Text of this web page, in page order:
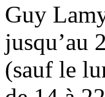
Guy
jusqu’au
(sauf le